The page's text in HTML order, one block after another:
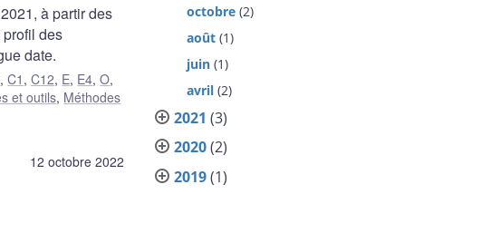
à partir des
des
date.
,C1 ,C12, E, E4,O,
et outils, Méthodes
12 octobre 2022
octobre (2)
août (1)
juin (1)
avril (2)
2021 (3)
2020(2)
2019(1)